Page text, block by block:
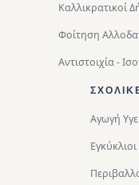
Καλλικρατικοί
Φοίτηση
Αντιστοιχία -
Αγωγή